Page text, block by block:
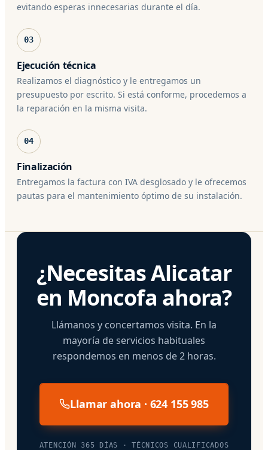
evitando esperas innecesarias durante el día.
03
Ejecución técnica
Realizamos el diagnóstico y le entregamos un
presupuesto por escrito. Si está conforme, procedemos a
la reparación en la misma visita.
04
Finalización
Entregamos la factura con IVA desglosado y le ofrecemos
pautas para el mantenimiento óptimo de su instalación.
¿Necesitas Alicatar
en Moncofa ahora?
Llámanos y concertamos visita. En la
mayoría de servicios habituales
respondemos en menos de 2 horas.
Llamar ahora · 624 155 985
ATENCIÓN 365 DÍAS · TÉCNICOS CUALIFICADOS